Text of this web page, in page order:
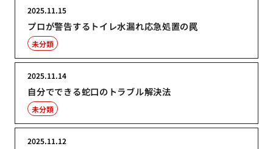
プロが警告するトイレ水漏れ応急処置の罠
2025.11.15
未分類
自分でできる蛇口のトラブル解決法
2025.11.14
未分類
2025.11.12